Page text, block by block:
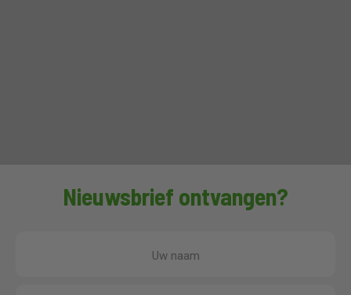
Nieuwsbrief ontvangen?
Uw naam